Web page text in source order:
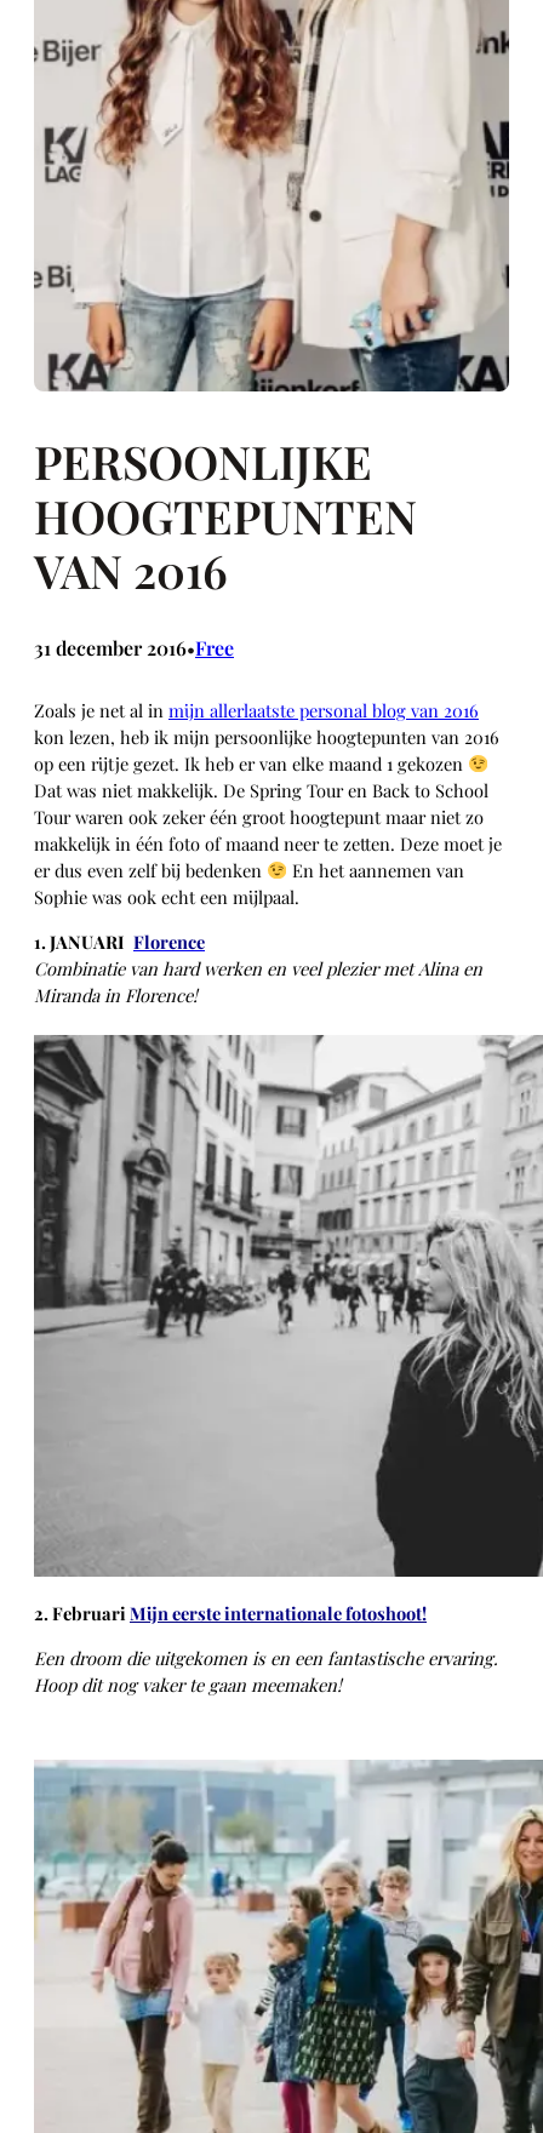
PERSOONLIJKE
HOOGTEPUNTEN
VAN 2016
31 december 2016•Free
Zoals je net al in mijn allerlaatste personal blog van 2016
kon lezen, heb ik mijn persoonlijke hoogtepunten van 2016
op een rijtje gezet. Ik heb er van elke maand 1 gekozen
Dat was niet makkelijk. De Spring Tour en Back to School
Tour waren ook zeker één groot hoogtepunt maar niet zo
makkelijk in één foto of maand neer te zetten. Deze moet je
er dus even zelf bij bedenken
En het aannemen van
Sophie was ook echt een mijlpaal.
1. JANUARI Florence
Combinatie van hard werken en veel plezier met Alina en
Miranda in Florence!
2. FebruariMijn eerste internationale fotoshoot!
Een droom die uitgekomen is en een fantastische ervaring.
Hoop dit nog vaker te gaan meemaken!